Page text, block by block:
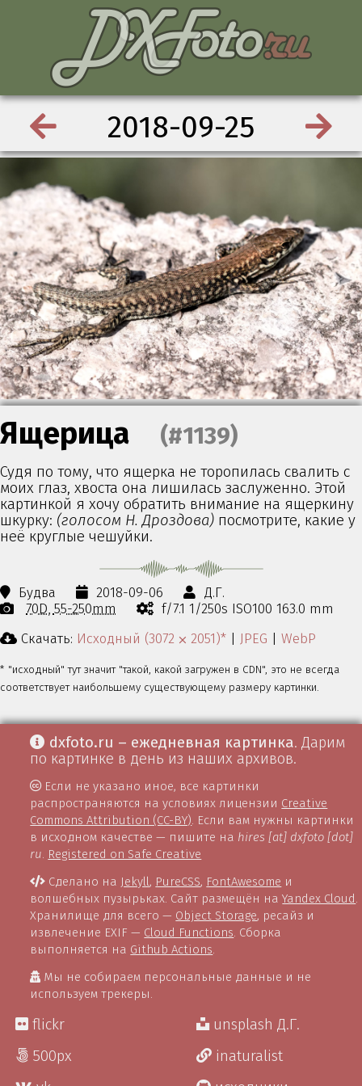
2018-09-25
Ящерица (#1139)
Судя по тому, что ящерка не торопилась свалить с
моих глаз, хвоста она лишилась заслуженно. Этой
картинкой я хочу обратить внимание на ящеркину
шкурку: (голосом Н. Дроздова) посмотрите, какие у
неё круглые чешуйки.
Будва 2018-09-06
Д.Г.
70D 55-250mm
f/7.1 1/250s ISO100 163.0 mm
Скачать: Исходный (3072 ⨉ 2051)* | JPEG | WebP
* "исходный" тут значит "такой, какой загружен в CDN", это не всегда
соответствует наибольшему существующему размеру картинки.
dxfoto.ru – ежедневная картинка. Дарим
по картинке в день из наших архивов.
Если не указано иное, все картинки
распространяются на условиях лицензии Creative
Commons Attribution (CC-BY). Если вам нужны картинки
в исходном качестве — пишите на hires [at] dxfoto [dot]
ru. Registered on Safe Creative
Сделано на Jekyll, PureCSS, FontAwesome и
волшебных пузырьках. Сайт размещён наYandex Cloud.
Хранилище для всего — Object Storage, ресайз и
извлечение EXIF — Cloud Functions. Сборка
выполняется на Github Actions.
Мы не собираем персональные данные и не
используем трекеры.
flickr
500px
unsplash Д.Г.
inaturalist